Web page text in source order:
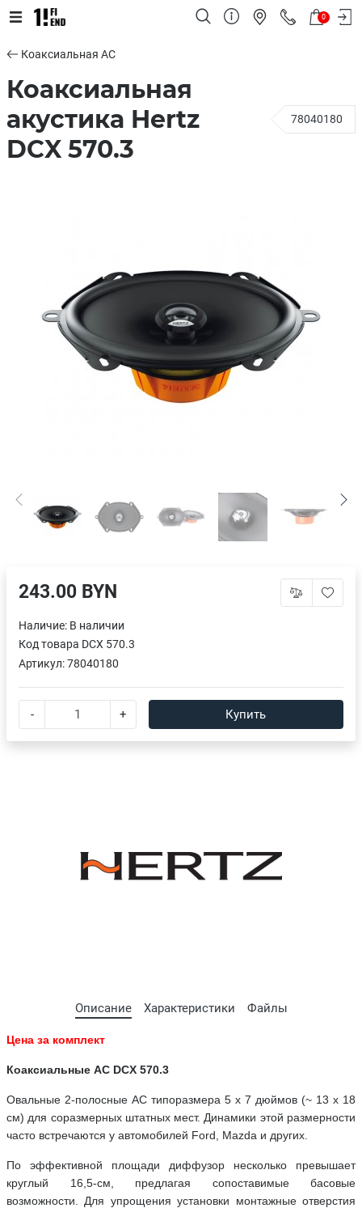
0
Коаксиальная АС
Коаксиальная
акустика Hertz
DCX 570.3
78040180
Описание Характеристики Файлы
Цена за комплект
Коаксиальные АС DCX 570.3
Овальные 2-полосные АС типоразмера 5 х 7 дюймов (~ 13 х 18
см) для соразмерных штатных мест. Динамики этой размерности
часто встречаются у автомобилей Ford, Mazda и других.
По эффективной площади диффузор несколько превышает
круглый 16,5-см, предлагая сопоставимые басовые
возможности. Для упрощения установки монтажные отверстия
243.00 BYN
Наличие: В наличии
Код товара DCX 570.3
Артикул:78040180
- + Купить